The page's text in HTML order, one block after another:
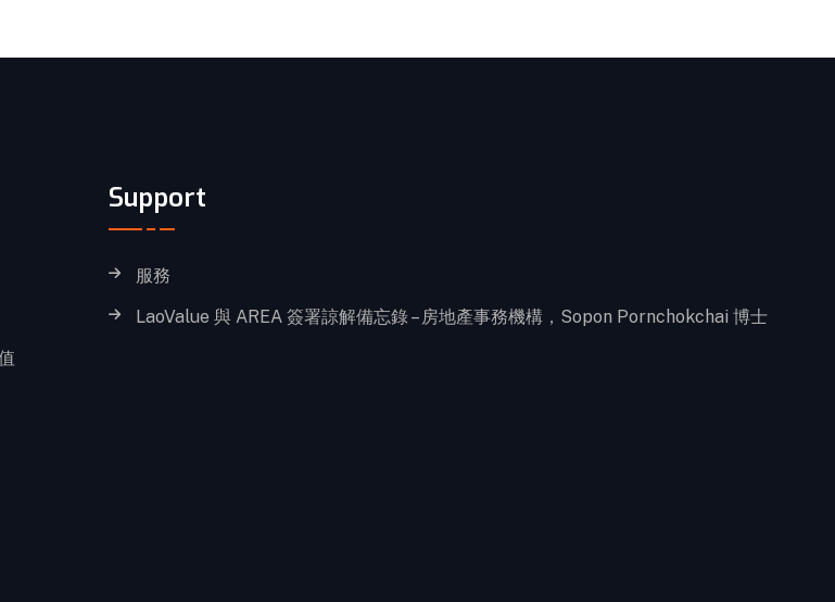
Support
服務
LaoValue 與 AREA 簽署諒解備忘錄 – 房地產事務機構，Sopon Pornchokchai 博士